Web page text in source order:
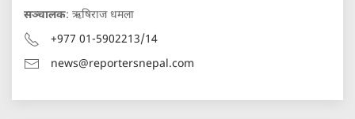
सञ्चालक: ऋषिराज धमला
+977 01-5902213/14
news@reportersnepal.com